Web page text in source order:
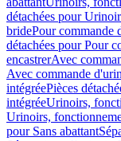
détachées pour
bridePour commande
détachées pour Pour
encastrerAvec
Avec commande
intégréePièces
intégréeUrinoirs,
Urinoirs,
pour Sans abattant